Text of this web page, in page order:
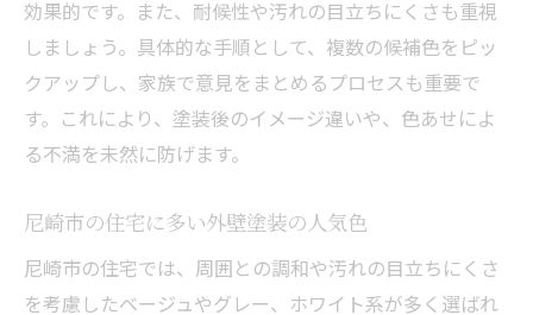
効果的です。また、耐候性や汚れの目立ちにくさも重視
しましょう。具体的な手順として、複数の候補色をピッ
クアップし、家族で意見をまとめるプロセスも重要で
す。これにより、塗装後のイメージ違いや、色あせによ
る不満を未然に防げます。
尼崎市の住宅に多い外壁塗装の人気色
尼崎市の住宅では、周囲との調和や汚れの目立ちにくさ
を考慮したベージュやグレー、ホワイト系が多く選ばれ